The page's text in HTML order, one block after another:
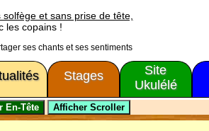
solfège et sans prise de tête,
les copains !
ses chants et ses sentiments
Stages
Site
Ukulélé